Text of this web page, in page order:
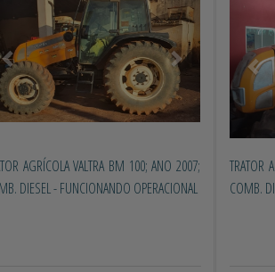
AGRÍCOLA VALTRA BM 100; ANO 2007;
DIESEL - FUNCIONANDO OPERACIONAL
TRATOR
COMB.